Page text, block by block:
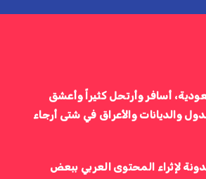
أسافر وأرتحل كثيراً وأعشق
والديانات والأعراق في شتى أرجاء
لإثراء المحتوى العربي ببعض